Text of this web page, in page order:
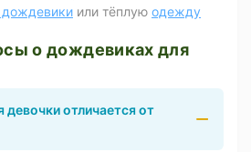
дождевики или тёплую одежду
о дождевиках для
отличается от